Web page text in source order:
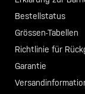
Bestellstatus
Grössen-Tabellen
Richtlinie für
Garantie